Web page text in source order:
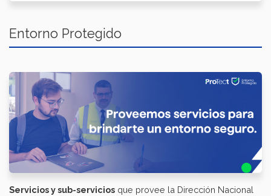
Entorno Protegido
Servicios y sub-servicios que provee la Dirección Nacional